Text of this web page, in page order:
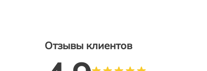
Отзывы клиентов